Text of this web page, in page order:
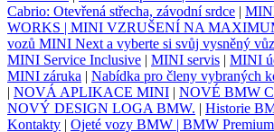
Cabrio: Otevřená střecha, závodní srdce |
WORKS | MINI VZRUŠENÍ NA
vozů MINI Next a vyberte si svůj vysněný vůz
MINI Service Inclusive | MINI servis | MINI
MINI záruka | Nabídka pro členy vybraných
| NOVÁ APLIKACE MINI | NOVÉ BMW
NOVÝ DESIGN LOGA BMW. | Historie
Kontakty | Ojeté vozy BMW | BMW Premium